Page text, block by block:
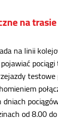
na
na linii
od 8.00